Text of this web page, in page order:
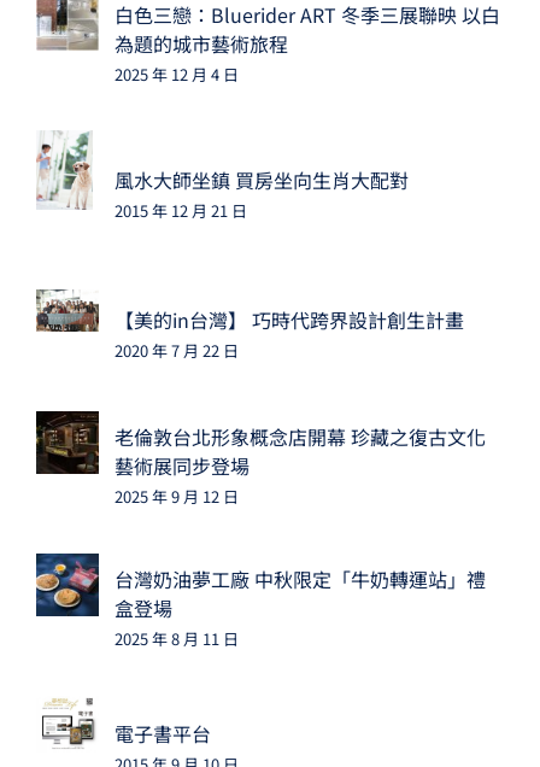
白色三戀：Bluerider ART 冬季三展聯映 以白
為題的城市藝術旅程
2025 年 12 月 4 日
風水大師坐鎮 買房坐向生肖大配對
2015 年 12 月 21 日
【美的in台灣】 巧時代跨界設計創生計畫
2020 年 7 月 22 日
老倫敦台北形象概念店開幕 珍藏之復古文化
藝術展同步登場
2025 年 9 月 12 日
台灣奶油夢工廠 中秋限定「牛奶轉運站」禮
盒登場
2025 年 8 月 11 日
電子書平台